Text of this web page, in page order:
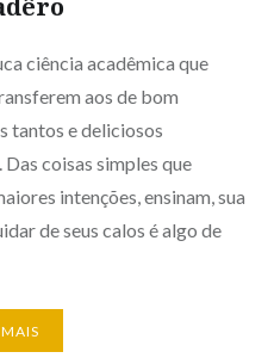
ciência acadêmica que
aos de bom
tantos e deliciosos
coisas simples que
intenções, ensinam, sua
de seus calos é algo de